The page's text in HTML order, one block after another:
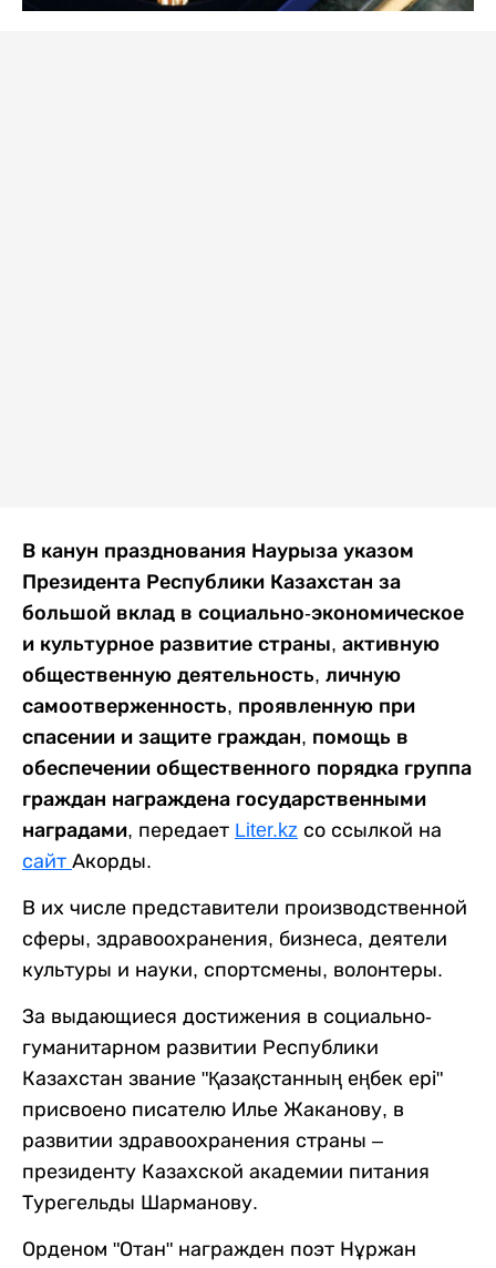
В канун празднования Наурыза указом
Президента Республики Казахстан за
большой вклад в социально-экономическое
и культурное развитие страны, активную
общественную деятельность, личную
самоотверженность, проявленную при
спасении и защите граждан, помощь в
обеспечении общественного порядка группа
граждан награждена государственными
наградами, передает Liter.kz со ссылкой на
сайт Акорды.
В их числе представители производственной
сферы, здравоохранения, бизнеса, деятели
культуры и науки, спортсмены, волонтеры.
За выдающиеся достижения в социально-
гуманитарном развитии Республики
Казахстан звание "Қазақстанның еңбек ері"
присвоено писателю Илье Жаканову, в
развитии здравоохранения страны –
президенту Казахской академии питания
Турегельды Шарманову.
Орденом "Отан" награжден поэт Нұржан